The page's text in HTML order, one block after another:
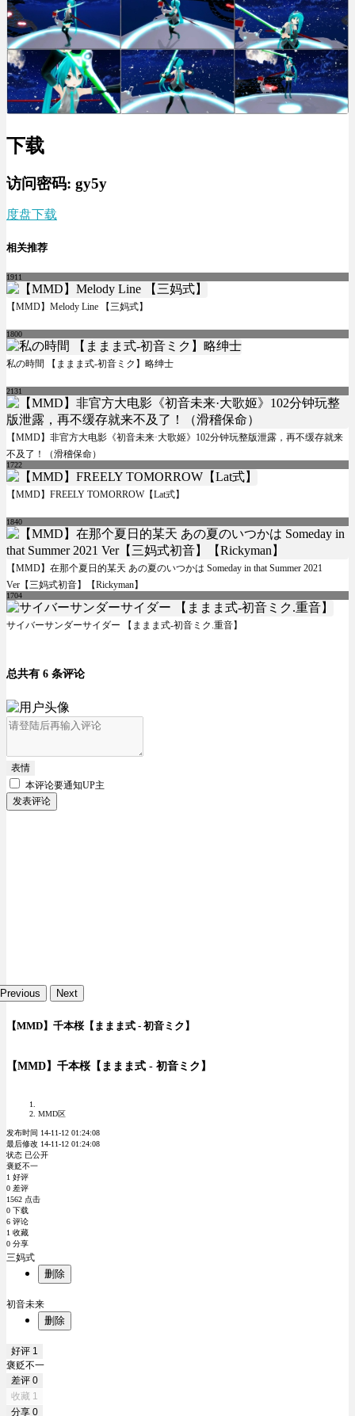
下载
访问密码: gy5y
度盘下载
相关推荐
1911
【MMD】Melody Line 【三妈式】
1800
私の時間 【ままま式-初音ミク】略绅士
2131
【MMD】非官方大电影《初音未来·大歌姬》102分钟玩整版泄露，再不缓存就来
不及了！（滑稽保命）
1722
【MMD】FREELY TOMORROW【Lat式】
1840
【MMD】在那个夏日的某天 あの夏のいつかは Someday in that Summer 2021
Ver【三妈式初音】【Rickyman】
1704
サイバーサンダーサイダー 【ままま式-初音ミク.重音】
总共有 6 条评论
表情
本评论要通知UP主
发表评论
Previous Next
【MMD】千本桜【ままま式 - 初音ミク】
【MMD】千本桜【ままま式 - 初音ミク】
MMD区
发布时间 14-11-12 01:24:08
最后修改 14-11-12 01:24:08
状态 已公开
褒贬不一
1 好评
0 差评
1562 点击
0 下载
6 评论
1 收藏
0 分享
三妈式
删除
初音未来
删除
好评 1
褒贬不一
差评 0
收藏 1
分享 0